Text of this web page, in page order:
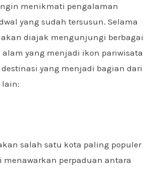
menikmati pengalaman
yang sudah tersusun. Selama
diajak mengunjungi berbagai
alam yang menjadi ikon pariwisata
destinasi yang menjadi bagian dari
lain:
salah satu kota paling populer
menawarkan perpaduan antara